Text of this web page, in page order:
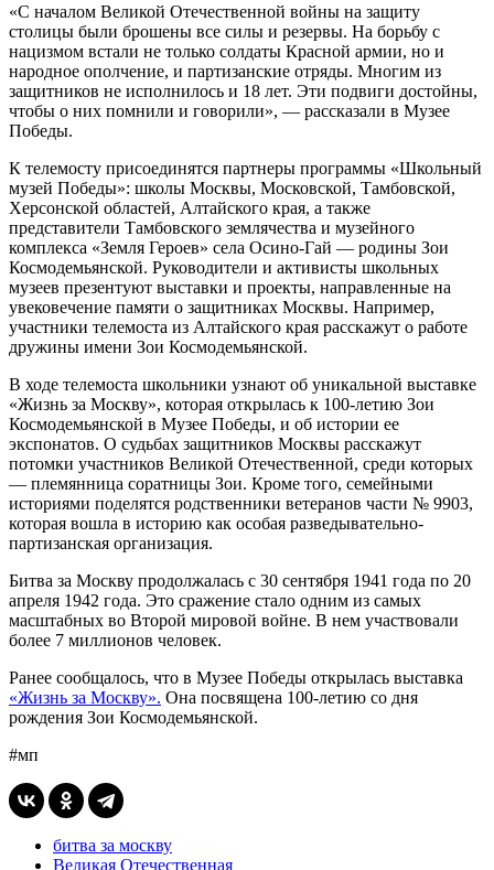
«С началом Великой Отечественной войны на защиту
столицы были брошены все силы и резервы. На борьбу с
нацизмом встали не только солдаты Красной армии, но и
народное ополчение, и партизанские отряды. Многим из
защитников не исполнилось и 18 лет. Эти подвиги достойны,
чтобы о них помнили и говорили», — рассказали в Музее
Победы.
К телемосту присоединятся партнеры программы «Школьный
музей Победы»: школы Москвы, Московской, Тамбовской,
Херсонской областей, Алтайского края, а также
представители Тамбовского землячества и музейного
комплекса «Земля Героев» села Осино-Гай — родины Зои
Космодемьянской. Руководители и активисты школьных
музеев презентуют выставки и проекты, направленные на
увековечение памяти о защитниках Москвы. Например,
участники телемоста из Алтайского края расскажут о работе
дружины имени Зои Космодемьянской.
В ходе телемоста школьники узнают об уникальной выставке
«Жизнь за Москву», которая открылась к 100-летию Зои
Космодемьянской в Музее Победы, и об истории ее
экспонатов. О судьбах защитников Москвы расскажут
потомки участников Великой Отечественной, среди которых
— племянница соратницы Зои. Кроме того, семейными
историями поделятся родственники ветеранов части № 9903,
которая вошла в историю как особая разведывательно-
партизанская организация.
Битва за Москву продолжалась с 30 сентября 1941 года по 20
апреля 1942 года. Это сражение стало одним из самых
масштабных во Второй мировой войне. В нем участвовали
более 7 миллионов человек.
Ранее сообщалось, что в Музее Победы открылась выставка
«Жизнь за Москву». Она посвящена 100-летию со дня
рождения Зои Космодемьянской.
#мп
битва за москву
Великая Отечественная